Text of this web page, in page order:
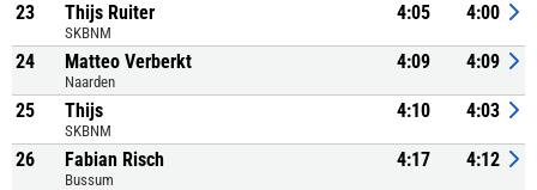
23 Thijs Ruiter
SKBNM
4:05 4:00
24 Matteo Verberkt
Naarden
4:09 4:09
25 Thijs
SKBNM
4:10 4:03
26 Fabian Risch
Bussum
4:17 4:12